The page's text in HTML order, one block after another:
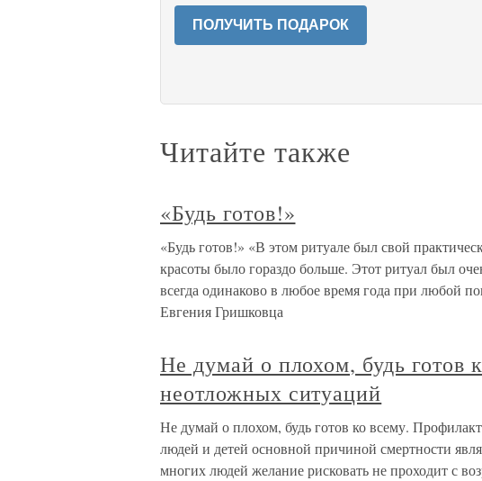
ПОЛУЧИТЬ ПОДАРОК
Читайте также
«Будь готов!»
«Будь готов!» «В этом ритуале был свой
красоты было гораздо больше. Этот ритуал был
всегда одинаково в любое время года при любой
Евгения Гришковца
Не думай о плохом, будь готов
неотложных ситуаций
Не думай о плохом, будь готов ко всему.
людей и детей основной причиной смертности
многих людей желание рисковать не проходит с